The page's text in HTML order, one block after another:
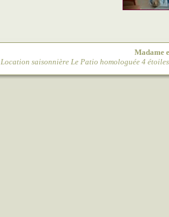
Madame
Location saisonnière Le Patio homologuée 4 étoiles